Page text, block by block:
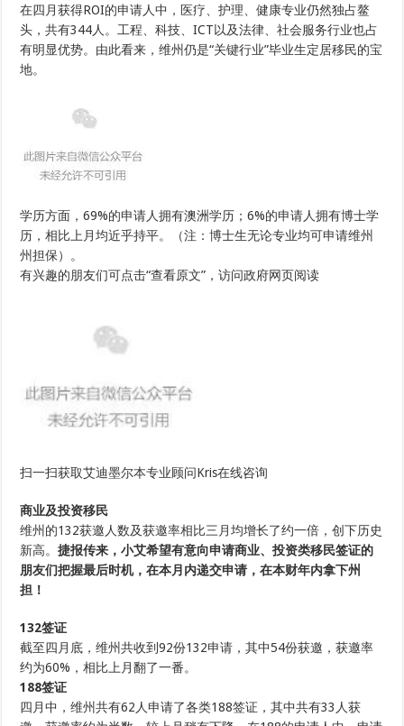
在四月获得ROI的申请人中，医疗、护理、健康专业仍然独占鳌
头，共有344人。工程、科技、ICT以及法律、社会服务行业也占
有明显优势。由此看来，维州仍是“关键行业”毕业生定居移民的宝
地。
学历方面，69%的申请人拥有澳洲学历；6%的申请人拥有博士学
历，相比上月均近乎持平。（注：博士生无论专业均可申请维州
州担保）。
有兴趣的朋友们可点击“查看原文”，访问政府网页阅读
扫一扫获取艾迪墨尔本专业顾问Kris在线咨询
商业及投资移民
维州的132获邀人数及获邀率相比三月均增长了约一倍，创下历史
新高。捷报传来，小艾希望有意向申请商业、投资类移民签证的
朋友们把握最后时机，在本月内递交申请，在本财年内拿下州
担！
132签证
截至四月底，维州共收到92份132申请，其中54份获邀，获邀率
约为60%，相比上月翻了一番。
188签证
四月中，维州共有62人申请了各类188签证，其中共有33人获